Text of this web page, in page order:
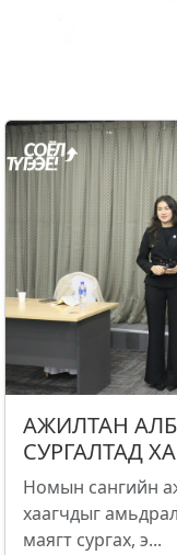
АЖИЛТАН
СУРГАЛТАД
Номын сангийн
хаагчдыг
маягт сургах, э...